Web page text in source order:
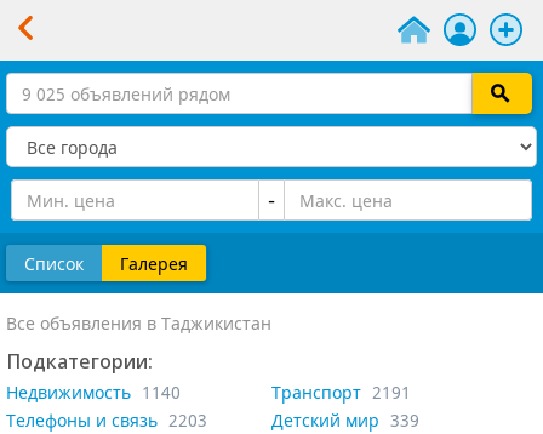
-
Список Галерея
Все объявления в Таджикистан
Подкатегории:
Недвижимость 1140 Транспорт 2191
Телефоны и связь 2203 Детский мир 339